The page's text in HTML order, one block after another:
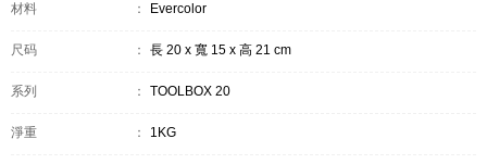
材料 ： Evercolor
尺码 ： 長 20 x 寬 15 x 高 21 cm
系列 ： TOOLBOX 20
淨重 ： 1KG